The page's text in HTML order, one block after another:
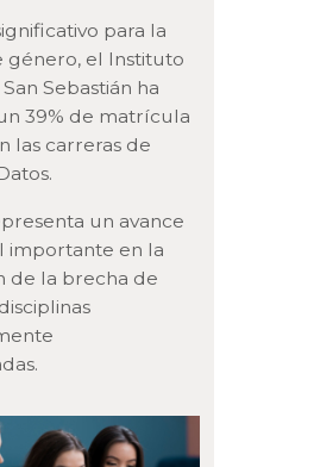
para la
género, el Instituto
Sebastián ha
39% de matrícula
las carreras de
un avance
importante en la
de la brecha de